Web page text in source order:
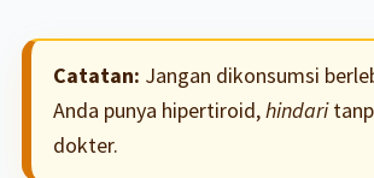
Catatan: Jangan dikonsumsi
Anda punya hipertiroid,hindari
dokter.